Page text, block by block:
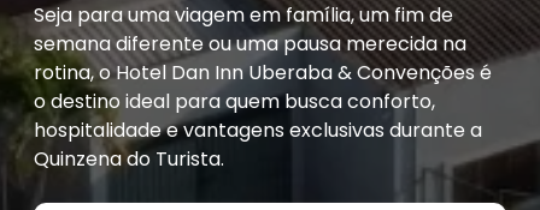
Seja para uma viagem em família, um fim de
semana diferente ou uma pausa merecida na
rotina, o Hotel Dan Inn Uberaba & Convenções é
o destino ideal para quem busca conforto,
hospitalidade e vantagens exclusivas durante a
Quinzena do Turista.